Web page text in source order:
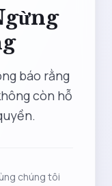
báo rằng
còn hỗ
chúng tôi